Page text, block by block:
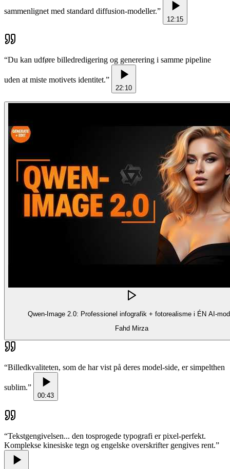
sammenlignet med standard diffusion-modeller.”
12:15
“Du kan udføre billedredigering og generering i samme pipeline
uden at miste motivets identitet.”
22:10
Qwen-Image 2.0: Professionel infografik + fotorealisme i ÉN AI-
Fahd Mirza
“Billedkvaliteten, som de har vist på deres model-side, er simpelthen
sublim.”
00:43
“Tekstgengivelsen... den tosprogede typografi er pixel-perfekt.
Komplekse kinesiske tegn og engelske overskrifter gengives rent.”